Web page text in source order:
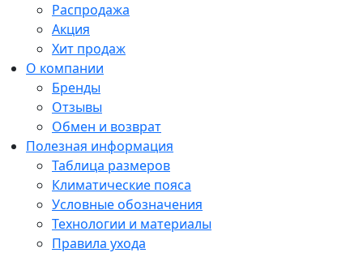
Распродажа
Акция
Хит продаж
О компании
Бренды
Отзывы
Обмен и возврат
Полезная информация
Таблица размеров
Климатические пояса
Условные обозначения
Технологии и материалы
Правила ухода